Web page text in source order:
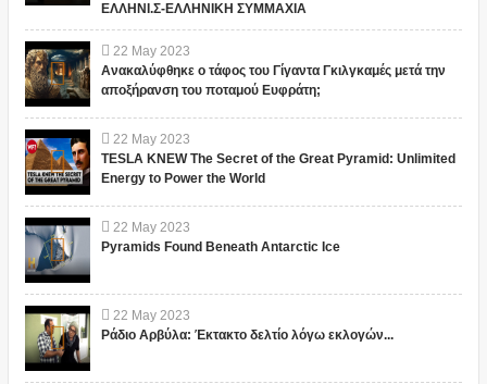
ΕΛΛΗΝΙ.Σ-ΕΛΛΗΝΙΚΗ ΣΥΜΜΑΧΙΑ
22 May 2023
Ανακαλύφθηκε ο τάφος του Γίγαντα Γκιλγκαμές μετά την
αποξήρανση του ποταμού Ευφράτη;
22 May 2023
TESLA KNEW The Secret of the Great Pyramid: Unlimited
Energy to Power the World
22 May 2023
Pyramids Found Beneath Antarctic Ice
22 May 2023
Ράδιο Αρβύλα: Έκτακτο δελτίο λόγω εκλογών...